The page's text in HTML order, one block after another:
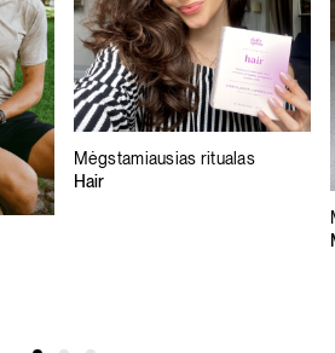
Mėgstamiausias ritualas
Hair